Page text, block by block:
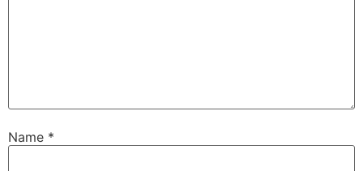
Name *